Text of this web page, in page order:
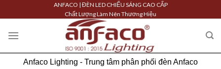
to
content
ANFACO | ĐÈN LED CHIẾU SÁNG CAO CẤP
Chất Lượng Làm Nên Thương Hiệu
Anfaco Lighting - Trung tâm phân phối đèn Anfaco